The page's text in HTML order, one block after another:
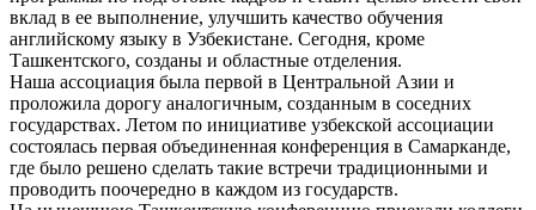
вклад в ее выполнение, улучшить качество обучения
английскому языку в Узбекистане. Сегодня, кроме
Ташкентского, созданы и областные отделения.
Наша ассоциация была первой в Центральной Азии и
проложила дорогу аналогичным, созданным в соседних
государствах. Летом по инициативе узбекской ассоциации
состоялась первая объединенная конференция в Самарканде,
где было решено сделать такие встречи традиционными и
проводить поочередно в каждом из государств.